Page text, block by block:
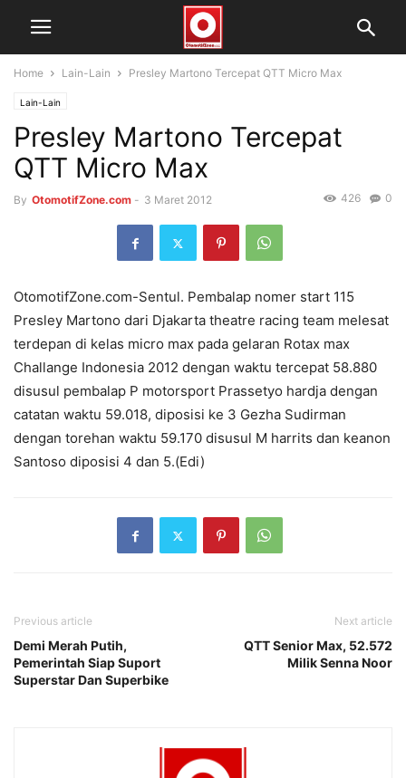
Home Lain-Lain Presley Martono Tercepat QTT Micro Max
Lain-Lain
Presley Martono Tercepat
QTT Micro Max
By OtomotifZone.com - 3 Maret 2012 0
426
OtomotifZone.com-Sentul. Pembalap nomer start 115
Presley Martono dari Djakarta theatre racing team melesat
terdepan di kelas micro max pada gelaran Rotax max
Challange Indonesia 2012 dengan waktu tercepat 58.880
disusul pembalap P motorsport Prassetyo hardja dengan
catatan waktu 59.018, diposisi ke 3 Gezha Sudirman
dengan torehan waktu 59.170 disusul M harrits dan keanon
Santoso diposisi 4 dan 5.(Edi)
Previous article
Demi Merah Putih,
Pemerintah Siap Suport
Superstar Dan Superbike
Next article
QTT Senior Max, 52.572
Milik Senna Noor